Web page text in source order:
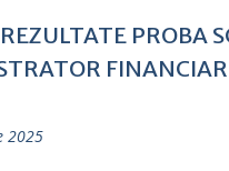
PROBA
2025